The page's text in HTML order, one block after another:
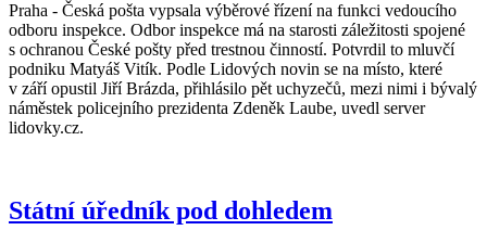
Praha - Česká pošta vypsala výběrové řízení na funkci vedoucího
odboru inspekce. Odbor inspekce má na starosti záležitosti spojené
s ochranou České pošty před trestnou činností. Potvrdil to mluvčí
podniku Matyáš Vitík. Podle Lidových novin se na místo, které
v září opustil Jiří Brázda, přihlásilo pět uchyzečů, mezi nimi i bývalý
náměstek policejního prezidenta Zdeněk Laube, uvedl server
lidovky.cz.
Státní úředník pod dohledem